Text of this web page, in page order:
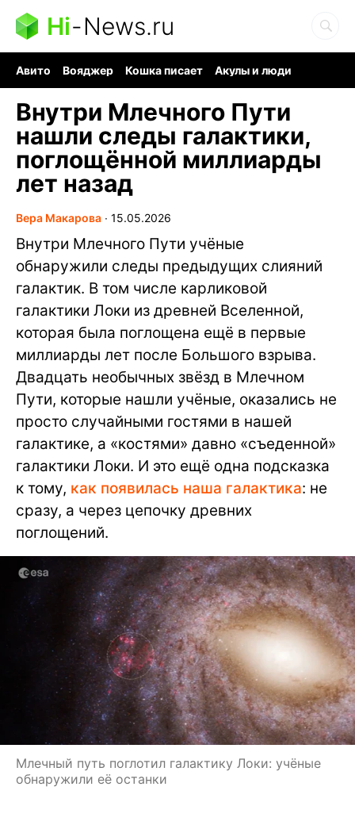
Hi-News.ru
Авито Вояджер Кошка писает
Акулы и люди
Внутри Млечного Пути
нашли следы галактики,
поглощённой миллиарды
лет назад
Вера Макарова ∙ 15.05.2026
Внутри Млечного Пути учёные
обнаружили следы предыдущих слияний
галактик. В том числе карликовой
галактики Локи из древней Вселенной,
которая была поглощена ещё в первые
миллиарды лет после Большого взрыва.
Двадцать необычных звёзд в Млечном
Пути, которые нашли учёные, оказались не
просто случайными гостями в нашей
галактике, а «костями» давно «съеденной»
галактики Локи. И это ещё одна подсказка
к тому, как появилась наша галактика: не
сразу, а через цепочку древних
поглощений.
Млечный путь поглотил галактику Локи: учёные
обнаружили её останки